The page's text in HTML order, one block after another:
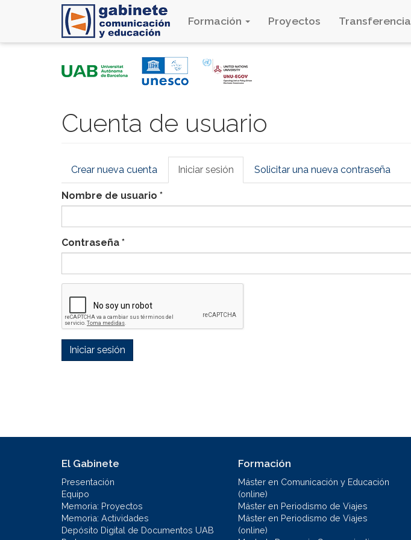
Formación Proyectos Transferencia
Cuenta de usuario
Solapas
principales
Crear nueva cuenta Iniciar sesión (solapa
activa)
Solicitar una nueva contraseña
Nombre de usuario *
Contraseña *
Iniciar sesión
El Gabinete
Presentación
Equipo
Memoria: Proyectos
Memoria: Actividades
Depósito Digital de Documentos UAB
Formación
Máster en Comunicación y Educación
(online)
Máster en Periodismo de Viajes
Máster en Periodismo de Viajes
(online)